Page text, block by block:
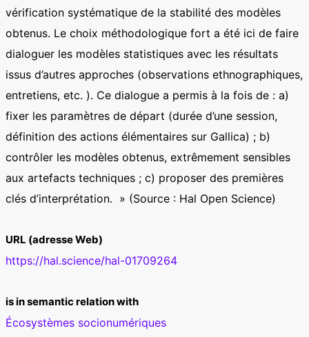
vérification systématique de la stabilité des modèles
obtenus. Le choix méthodologique fort a été ici de faire
dialoguer les modèles statistiques avec les résultats
issus d’autres approches (observations ethnographiques,
entretiens, etc. ). Ce dialogue a permis à la fois de : a)
fixer les paramètres de départ (durée d’une session,
définition des actions élémentaires sur Gallica) ; b)
contrôler les modèles obtenus, extrêmement sensibles
aux artefacts techniques ; c) proposer des premières
clés d’interprétation. » (Source : Hal Open Science)
URL (adresse Web)
https://hal.science/hal-01709264
is in semantic relation with
Écosystèmes socionumériques